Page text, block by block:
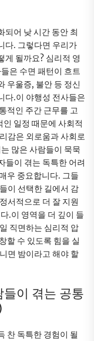
되어 낮 시간 동안 최
다. 그렇다면 우리가
게 될까요? 심리적 영
은 수면 패턴이 흐트
우울증, 불안 등 정신
다.이 야행성 전사들은
적인 주간 근무를 고
일정 때문에 사회적
감은 외로움과 사회로
많은 사람들이 묵묵
들이 겪는 독특한 어려
우 중요합니다. 그들
이 선택한 길에서 감
서적으로 더 잘 지원
.이 영역을 더 깊이 들
직면하는 심리적 압
할 수 있도록 힘을 실
면 밤이라고 해야 할
이 겪는 공통
찬 독특한 경험이 될